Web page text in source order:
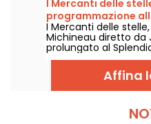
I Mercanti delle
programmazione
recensione
I Mercanti delle
Michineau diretto da
prolungato al
gennaio 2027. La
Affina